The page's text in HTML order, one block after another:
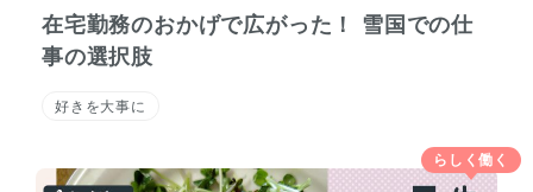
在宅勤務のおかげで広がった！ 雪国での仕
事の選択肢
好きを大事に
らしく働く